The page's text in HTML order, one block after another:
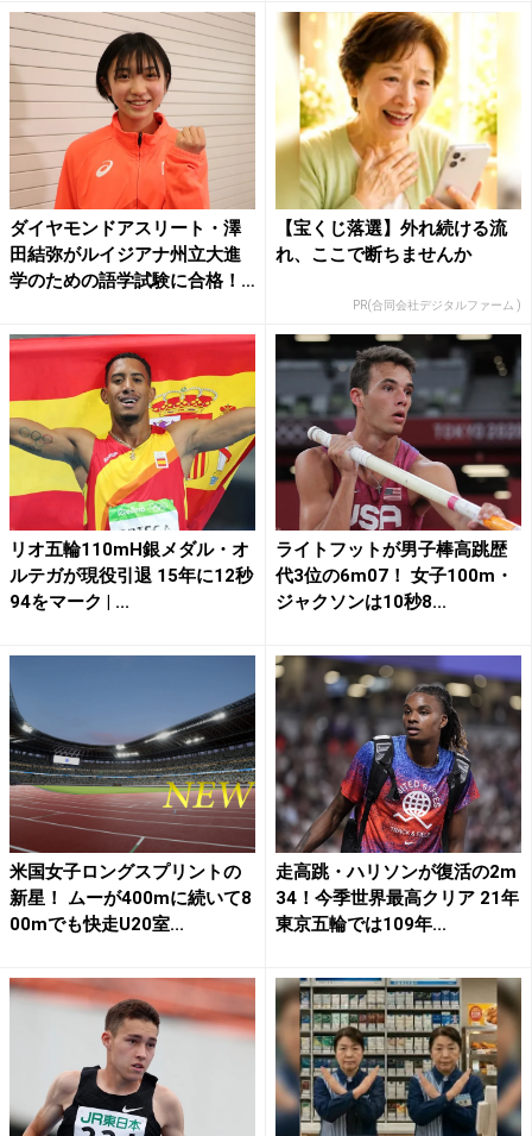
ダイヤモンドアスリート・澤
田結弥がルイジアナ州立大進
学のための語学試験に合格！
【宝くじ落選】外れ続ける流
れ、ここで断ちませんか
PR(合同会社デジタルファーム )
リオ五輪110mH銀メダル・オ
ルテガが現役引退 15年に12秒
94をマーク | ...
ライトフットが男子棒高跳歴
代3位の6m07！ 女子100m・
ジャクソンは10秒8...
米国女子ロングスプリントの
新星！ ムーが400mに続いて8
00mでも快走U20室...
走高跳・ハリソンが復活の2m
34！今季世界最高クリア 21年
東京五輪では109年...